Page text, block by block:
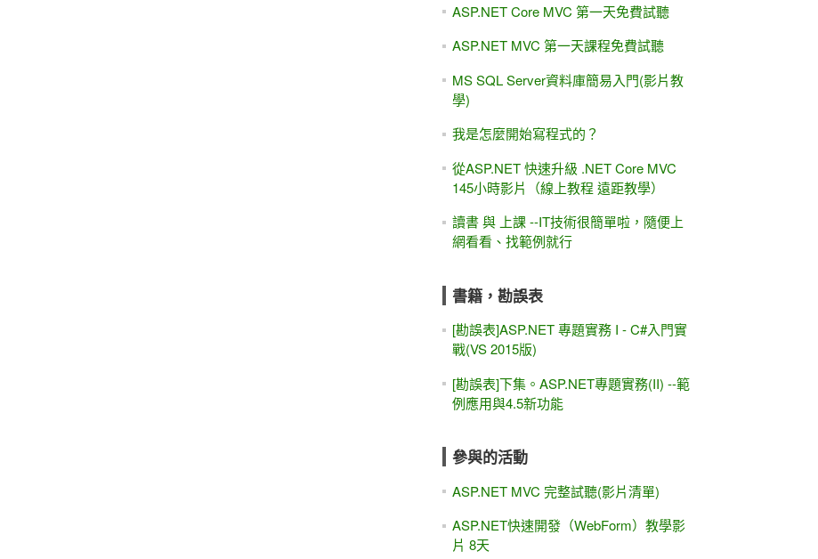
ASP.NET Core MVC 第一天免費試聽
ASP.NET MVC 第一天課程免費試聽
MS SQL Server資料庫簡易入門(影片教
學)
我是怎麼開始寫程式的？
從ASP.NET 快速升級 .NET Core MVC
145小時影片（線上教程 遠距教學）
讀書 與 上課 --IT技術很簡單啦，隨便上
網看看、找範例就行
書籍，勘誤表
[勘誤表]ASP.NET 專題實務 I - C#入門實
戰(VS 2015版)
[勘誤表]下集。ASP.NET專題實務(II) --範
例應用與4.5新功能
參與的活動
ASP.NET MVC 完整試聽(影片清單)
ASP.NET快速開發（WebForm）教學影
片 8天